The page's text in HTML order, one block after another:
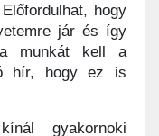
hogy
jár és így
munkát kell a
hír, hogy ez is
gyakornoki